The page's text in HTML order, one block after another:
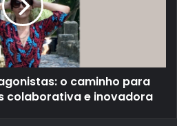
o caminho para
colaborativa e inovadora